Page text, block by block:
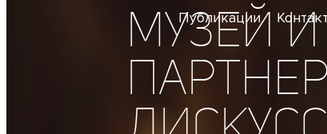
Публикации
Музей